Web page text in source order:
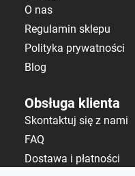
O nas
Regulamin sklepu
Polityka prywatności
Blog
Obsługa klienta
Skontaktuj się z nami
FAQ
Dostawa i płatności